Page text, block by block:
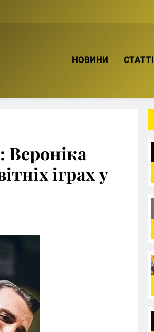
НОВИНИ СТАТТІ
Вероніка
іграх у